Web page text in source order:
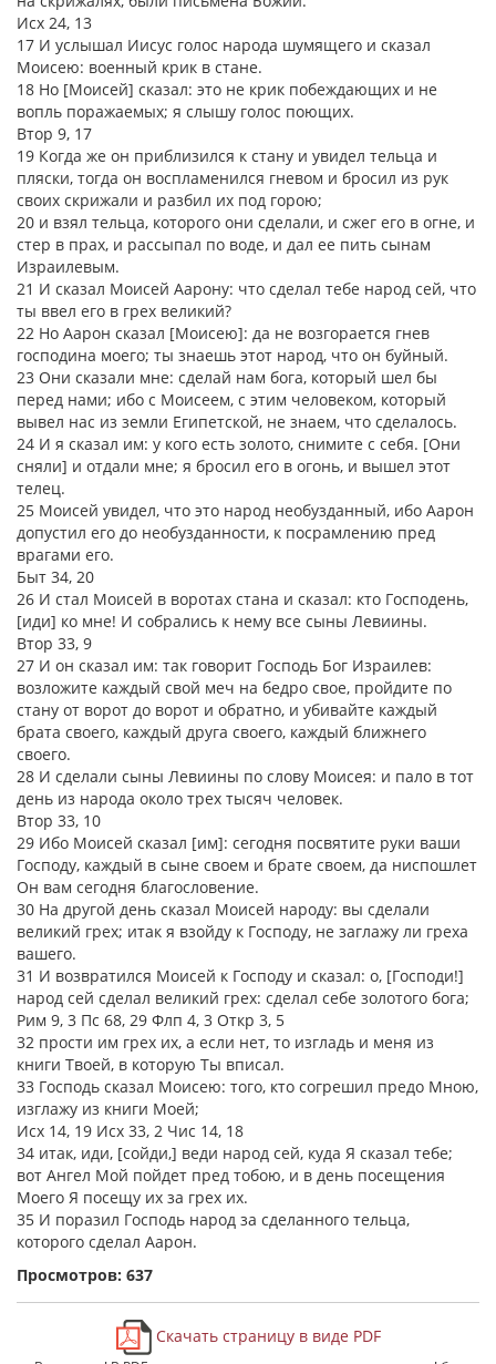
Исх 24, 13
17 И услышал Иисус голос народа шумящего и сказал
Моисею: военный крик в стане.
18 Но [Моисей] сказал: это не крик побеждающих и не
вопль поражаемых; я слышу голос поющих.
Втор 9, 17
19 Когда же он приблизился к стану и увидел тельца и
пляски, тогда он воспламенился гневом и бросил из рук
своих скрижали и разбил их под горою;
20 и взял тельца, которого они сделали, и сжег его в огне, и
стер в прах, и рассыпал по воде, и дал ее пить сынам
Израилевым.
21 И сказал Моисей Аарону: что сделал тебе народ сей, что
ты ввел его в грех великий?
22 Но Аарон сказал [Моисею]: да не возгорается гнев
господина моего; ты знаешь этот народ, что он буйный.
23 Они сказали мне: сделай нам бога, который шел бы
перед нами; ибо с Моисеем, с этим человеком, который
вывел нас из земли Египетской, не знаем, что сделалось.
24 И я сказал им: у кого есть золото, снимите с себя. [Они
сняли] и отдали мне; я бросил его в огонь, и вышел этот
телец.
25 Моисей увидел, что это народ необузданный, ибо Аарон
допустил его до необузданности, к посрамлению пред
врагами его.
Быт 34, 20
26 И стал Моисей в воротах стана и сказал: кто Господень,
[иди] ко мне! И собрались к нему все сыны Левиины.
Втор 33, 9
27 И он сказал им: так говорит Господь Бог Израилев:
возложите каждый свой меч на бедро свое, пройдите по
стану от ворот до ворот и обратно, и убивайте каждый
брата своего, каждый друга своего, каждый ближнего
своего.
28 И сделали сыны Левиины по слову Моисея: и пало в тот
день из народа около трех тысяч человек.
Втор 33, 10
29 Ибо Моисей сказал [им]: сегодня посвятите руки ваши
Господу, каждый в сыне своем и брате своем, да ниспошлет
Он вам сегодня благословение.
30 На другой день сказал Моисей народу: вы сделали
великий грех; итак я взойду к Господу, не заглажу ли греха
вашего.
31 И возвратился Моисей к Господу и сказал: о, [Господи!]
народ сей сделал великий грех: сделал себе золотого бога;
Рим 9, 3 Пс 68, 29 Флп 4, 3 Откр 3, 5
32 прости им грех их, а если нет, то изгладь и меня из
книги Твоей, в которую Ты вписал.
33 Господь сказал Моисею: того, кто согрешил предо Мною,
изглажу из книги Моей;
Исх 14, 19 Исх 33, 2 Чис 14, 18
34 итак, иди, [сойди,] веди народ сей, куда Я сказал тебе;
вот Ангел Мой пойдет пред тобою, и в день посещения
Моего Я посещу их за грех их.
35 И поразил Господь народ за сделанного тельца,
которого сделал Аарон.
Просмотров: 637
Скачать страницу в виде PDF